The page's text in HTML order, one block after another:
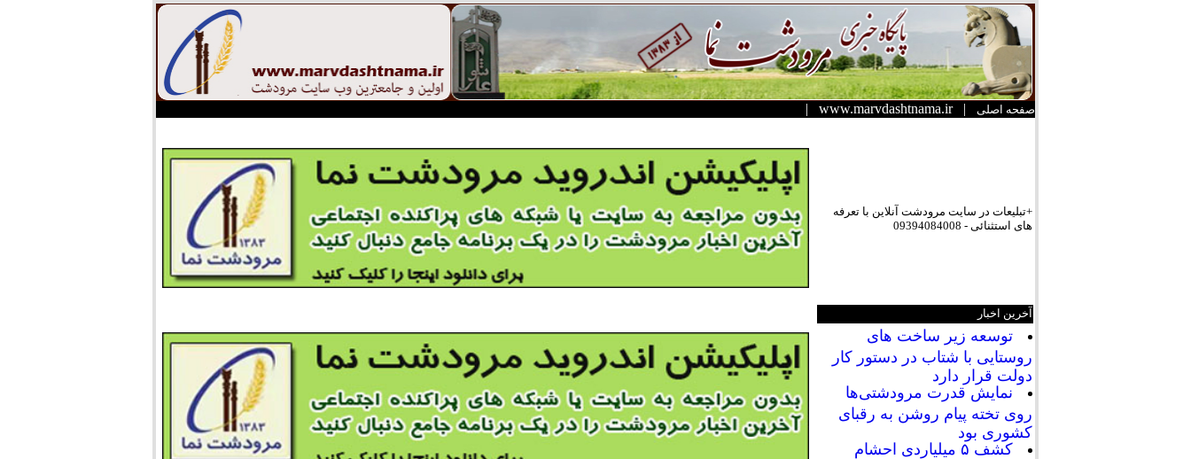
صفحه اصلی |
www.marvdashtnama.ir
|
+تبلیعات در سایت مرودشت آنلاین با تعرفه
های استثنائی - 09394084008
آخرین اخبار
توسعه زیر ساخت های
روستایی با شتاب در دستور کار
دولت قرار دارد
نمایش قدرت مرودشتی‌ها
روی تخته پیام روشن به رقبای
کشوری بود
کشف ۵ میلیاردی احشام